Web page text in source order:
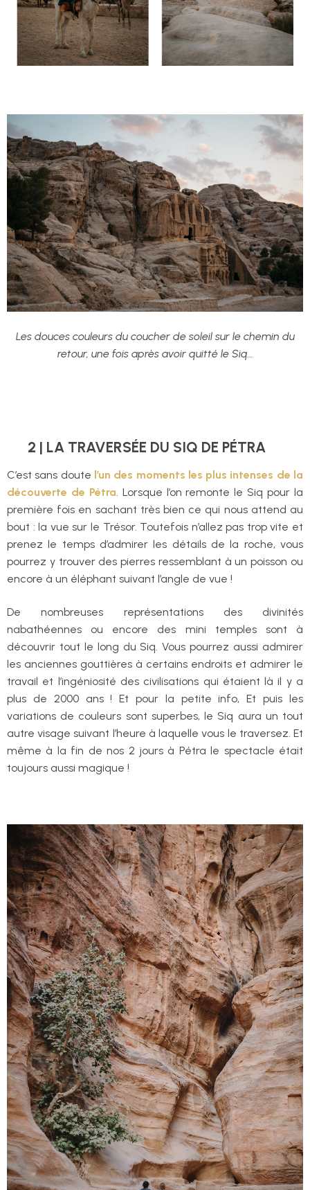
Les douces couleurs du coucher de soleil sur le chemin du
retour, une fois après avoir quitté le Siq…
2 | LA TRAVERSÉE DU SIQ DE PÉTRA
C’est sans doute l’un des moments les plus intenses de la
découverte de Pétra. Lorsque l’on remonte le Siq pour la
première fois en sachant très bien ce qui nous attend au
bout : la vue sur le Trésor. Toutefois n’allez pas trop vite et
prenez le temps d’admirer les détails de la roche, vous
pourrez y trouver des pierres ressemblant à un poisson ou
encore à un éléphant suivant l’angle de vue !
De nombreuses représentations des divinités
nabathéennes ou encore des mini temples sont à
découvrir tout le long du Siq. Vous pourrez aussi admirer
les anciennes gouttières à certains endroits et admirer le
travail et l’ingéniosité des civilisations qui étaient là il y a
plus de 2000 ans ! Et pour la petite info, Et puis les
variations de couleurs sont superbes, le Siq aura un tout
autre visage suivant l’heure à laquelle vous le traversez. Et
même à la fin de nos 2 jours à Pétra le spectacle était
toujours aussi magique !